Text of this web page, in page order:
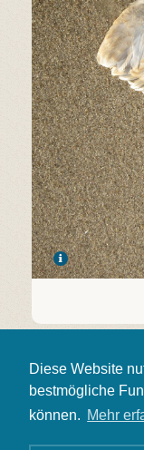
Diese Website
bestmögliche
können. Mehr